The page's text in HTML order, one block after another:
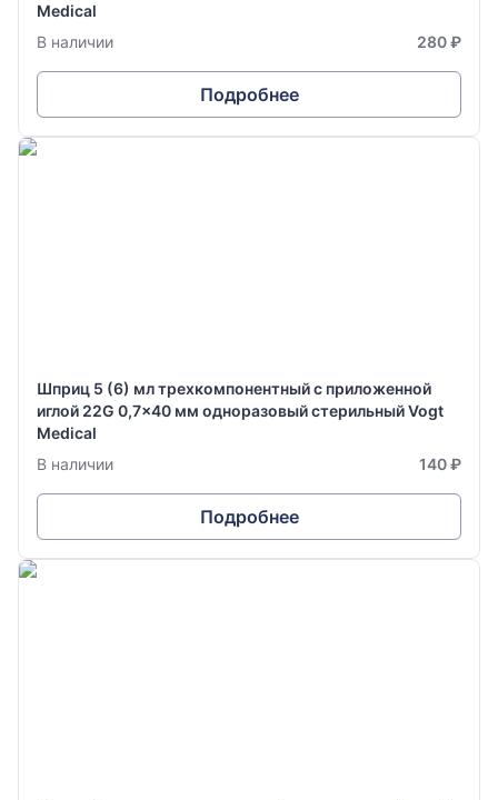
Medical
В наличии
280 ₽
Подробнее
Шприц 5 (6) мл трехкомпонентный с приложенной
иглой 22G 0,7x40 мм одноразовый стерильный Vogt
Medical
В наличии
140 ₽
Подробнее